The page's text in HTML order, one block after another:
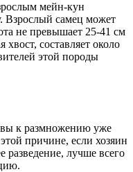
мейн-кун
Взрослый самец может
не превышает 25-41 см
составляет около
этой породы
к размножению уже
причине, если хозяин
разведение, лучше всего